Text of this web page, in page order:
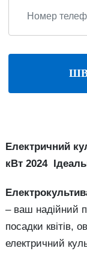
Електричний
кВт 2024
– ваш надійний
посадки квітів,
електричний